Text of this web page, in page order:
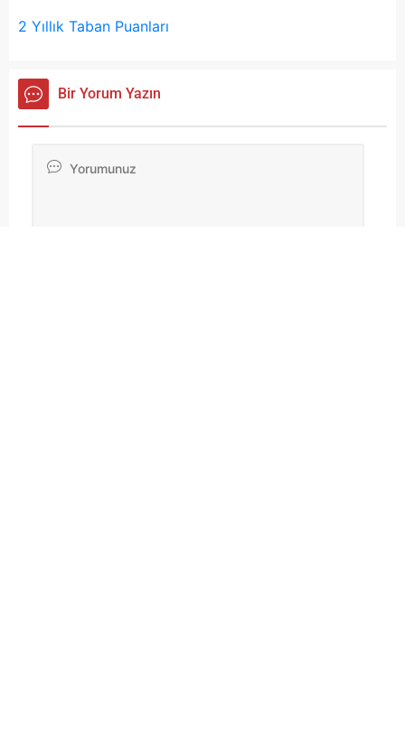
2 Yıllık Taban Puanları
Bir Yorum Yazın